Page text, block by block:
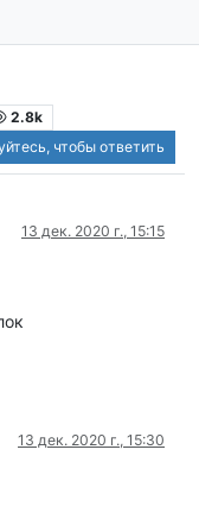
2.8k
чтобы ответить
13 дек. 2020 г., 15:15
13 дек. 2020 г., 15:30